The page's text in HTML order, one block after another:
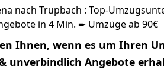
nach Trupbach : Top-
in 4 Min. ➨ Umzüge ab 90€
Ihnen, wenn es um Ihren
unverbindlich Angebote